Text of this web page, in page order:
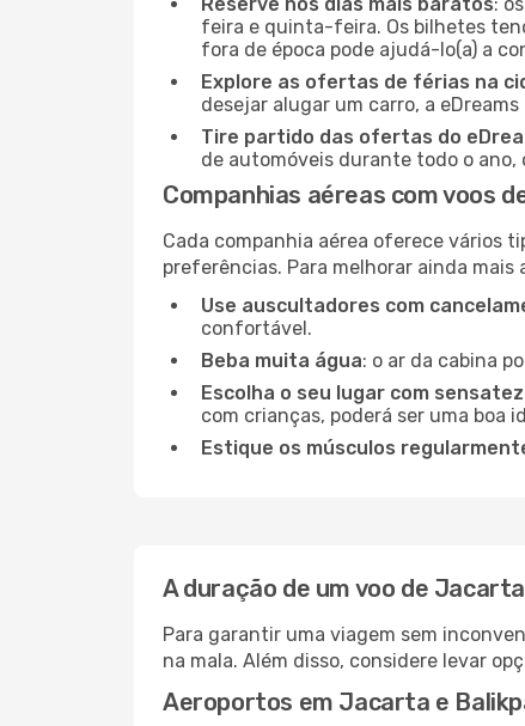
feira e quinta-feira. Os bilhetes
fora de época pode ajudá-lo(a) a
Explore as ofertas de férias na
desejar alugar um carro, a
Tire partido das ofertas do
de automóveis durante todo o
Companhias aéreas com voos
Cada companhia aérea oferece vários
preferências. Para melhorar ainda
Use auscultadores com
confortável.
Beba muita água: o ar da cabina
Escolha o seu lugar com sensatez
com crianças, poderá ser uma boa
Estique os músculos
A duração de um voo de
Para garantir uma viagem sem
na mala. Além disso, considere levar
Aeroportos em Jacarta e